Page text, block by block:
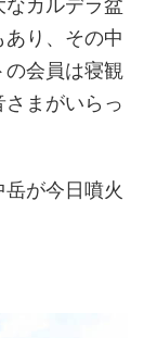
り、その中
会員は寝観
まがいらっ
が今日噴火